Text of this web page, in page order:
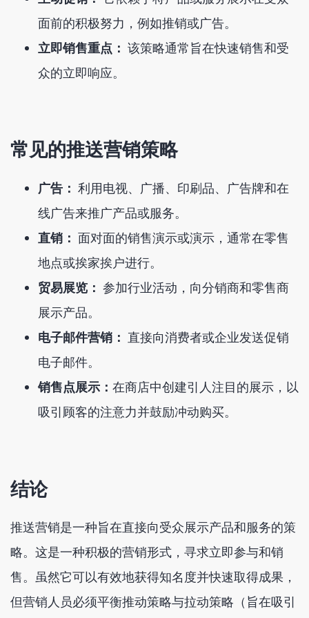
面前的积极努力，例如推销或广告。
立即销售重点： 该策略通常旨在快速销售和受
众的立即响应。
常见的推送营销策略
广告： 利用电视、广播、印刷品、广告牌和在
线广告来推广产品或服务。
直销： 面对面的销售演示或演示，通常在零售
地点或挨家挨户进行。
贸易展览： 参加行业活动，向分销商和零售商
展示产品。
电子邮件营销： 直接向消费​​者或企业发送促销
电子邮件。
销售点展示： 在商店中创建引人注目的展示，以
吸引顾客的注意力并鼓励冲动购买。
结论
推送营销是一种旨在直接向受众展示产品和服务的策
略。这是一种积极的营销形式，寻求立即参与和销
售。虽然它可以有效地获得知名度并快速取得成果，
但营销人员必须平衡推动策略与拉动策略（旨在吸引